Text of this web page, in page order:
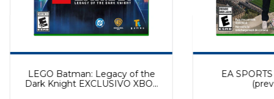
LEGO Batman: Legacy of the
Dark Knight EXCLUSIVO XBOX
EA